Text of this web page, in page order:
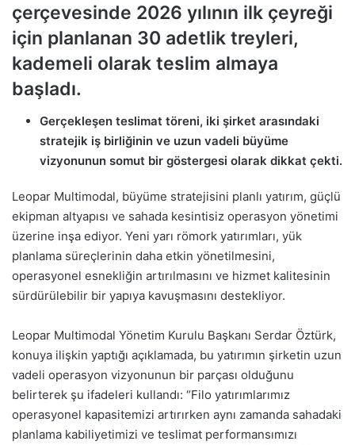
çerçevesinde 2026 yılının ilk çeyreği
için planlanan 30 adetlik treyleri,
kademeli olarak teslim almaya
başladı.
Gerçekleşen teslimat töreni, iki şirket arasındaki
stratejik iş birliğinin ve uzun vadeli büyüme
vizyonunun somut bir göstergesi olarak dikkat çekti.
Leopar Multimodal, büyüme stratejisini planlı yatırım, güçlü
ekipman altyapısı ve sahada kesintisiz operasyon yönetimi
üzerine inşa ediyor. Yeni yarı römork yatırımları, yük
planlama süreçlerinin daha etkin yönetilmesini,
operasyonel esnekliğin artırılmasını ve hizmet kalitesinin
sürdürülebilir bir yapıya kavuşmasını destekliyor.
Leopar Multimodal Yönetim Kurulu Başkanı Serdar Öztürk,
konuya ilişkin yaptığı açıklamada, bu yatırımın şirketin uzun
vadeli operasyon vizyonunun bir parçası olduğunu
belirterek şu ifadeleri kullandı: “Filo yatırımlarımız
operasyonel kapasitemizi artırırken aynı zamanda sahadaki
planlama kabiliyetimizi ve teslimat performansımızı